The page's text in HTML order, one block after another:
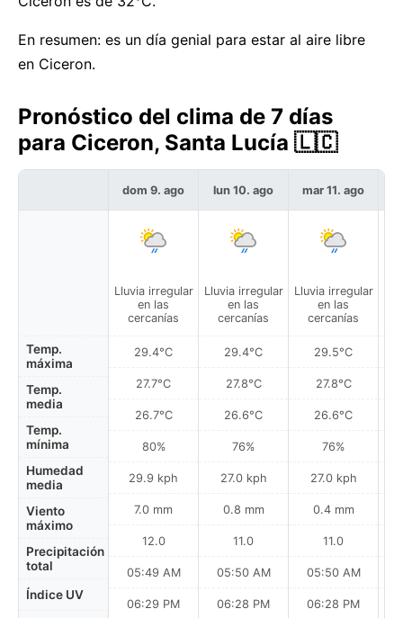
En resumen: es un día genial para estar al aire libre
en Ciceron.
Pronóstico del clima de 7 días
para Ciceron, Santa Lucía 🇱🇨
Temp.
máxima
Temp.
media
Temp.
mínima
Humedad
media
Viento
máximo
Precipitación
total
Índice UV
dom 9. ago
Lluvia irregular
en las
cercanías
29.4°C
27.7°C
26.7°C
80%
29.9 kph
7.0 mm
12.0
05:49 AM
06:29 PM
lun 10. ago
Lluvia irregular
en las
cercanías
29.4°C
27.8°C
26.6°C
76%
27.0 kph
0.8 mm
11.0
05:50 AM
06:28 PM
mar 11. ago
Lluvia irregular
en las
cercanías
29.5°C
27.8°C
26.6°C
76%
27.0 kph
0.4 mm
11.0
05:50 AM
06:28 PM